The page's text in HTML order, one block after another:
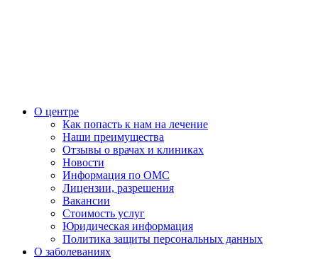
О центре
Как попасть к нам на лечение
Наши преимущества
Отзывы о врачах и клиниках
Новости
Информация по ОМС
Лицензии, разрешения
Вакансии
Стоимость услуг
Юридическая информация
Политика защиты персональных данных
О заболеваниях